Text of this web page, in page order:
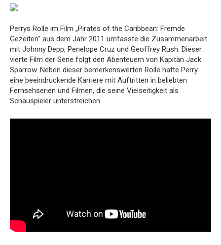
Perrys Rolle im Film „Pirates of the Caribbean: Fremde
Gezeiten“ aus dem Jahr 2011 umfasste die Zusammenarbeit
mit Johnny Depp, Penelope Cruz und Geoffrey Rush. Dieser
vierte Film der Serie folgt den Abenteuern von Kapitän Jack
Sparrow. Neben dieser bemerkenswerten Rolle hatte Perry
eine beeindruckende Karriere mit Auftritten in beliebten
Fernsehserien und Filmen, die seine Vielseitigkeit als
Schauspieler unterstreichen.